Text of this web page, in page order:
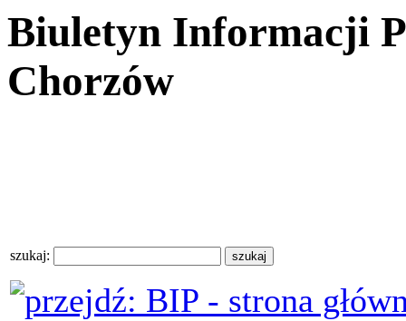
Biuletyn Informacji
Chorzów
szukaj: